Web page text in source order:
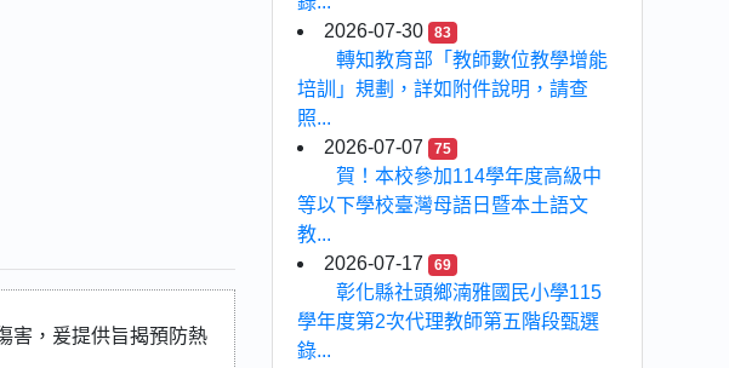
害，爰提供旨揭預防熱
2026-07-30
83
轉知教育部「教師數位教學增能
培訓」規劃，詳如附件說明，請查
照...
2026-07-07
75
賀！本校參加114學年度高級中
等以下學校臺灣母語日暨本土語文
教...
2026-07-17
69
彰化縣社頭鄉湳雅國民小學115
學年度第2次代理教師第五階段甄選
錄...